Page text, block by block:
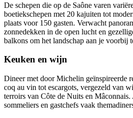
De schepen die op de Saône varen
boetiekschepen met 20 kajuiten tot
plaats voor 150 gasten. Verwacht
zonnedekken in de open lucht en
balkons om het landschap aan je voorbij
Keuken en wijn
Dineer met door Michelin geïnspireerde
coq au vin tot escargots, vergezeld van
terroirs van Côte de Nuits en Mâconnais.
sommeliers en gastchefs vaak